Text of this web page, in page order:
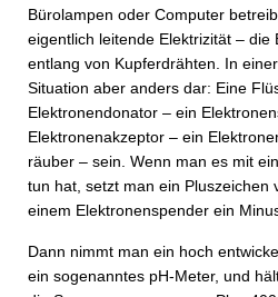
Bürolampen oder Computer
eigentlich leitende Elektrizität – die
entlang von Kupferdrähten. In
Situation aber anders dar: Eine
Elektronendonator – ein
Elektronenakzeptor – ein
räuber – sein. Wenn man es mit
tun hat, setzt man ein Pluszeichen
einem Elektronenspender ein
Dann nimmt man ein hoch
ein sogenanntes pH-Meter, und